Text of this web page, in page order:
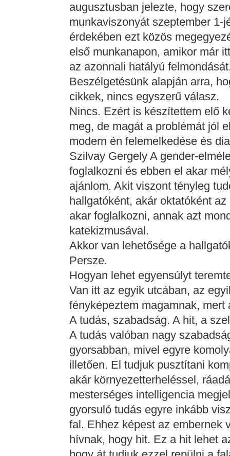
augusztusban jelezte, hogy
munkaviszonyát szeptember 1-
érdekében ezt közös
első munkanapon, amikor már
az azonnali hatályú
Beszélgetésünk alapján arra,
cikkek, nincs egyszerű válasz.
Nincs. Ezért is készítettem elő
meg, de magát a problémát jól
modern én felemelkedése és
Szilvay Gergely A gender-
foglalkozni és ebben el akar
ajánlom. Akit viszont tényleg
hallgatóként, akár oktatóként
akar foglalkozni, annak azt
katekizmusával.
Akkor van lehetősége a
Persze.
Hogyan lehet egyensúlyt
Van itt az egyik utcában, az
fényképeztem magamnak, mert
A tudás, szabadság. A hit, a
A tudás valóban nagy
gyorsabban, mivel egyre
illetően. El tudjuk pusztítani
akár környezetterheléssel,
mesterséges intelligencia
gyorsuló tudás egyre inkább
fal. Ehhez képest az embernek
hívnak, hogy hit. Ez a hit lehet